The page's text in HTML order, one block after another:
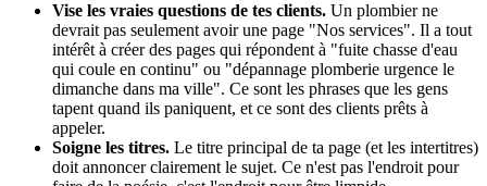
Vise les vraies questions de tes clients. Un plombier ne
devrait pas seulement avoir une page "Nos services". Il a tout
intérêt à créer des pages qui répondent à "fuite chasse d'eau
qui coule en continu" ou "dépannage plomberie urgence le
dimanche dans ma ville". Ce sont les phrases que les gens
tapent quand ils paniquent, et ce sont des clients prêts à
appeler.
Soigne les titres. Le titre principal de ta page (et les intertitres)
doit annoncer clairement le sujet. Ce n'est pas l'endroit pour